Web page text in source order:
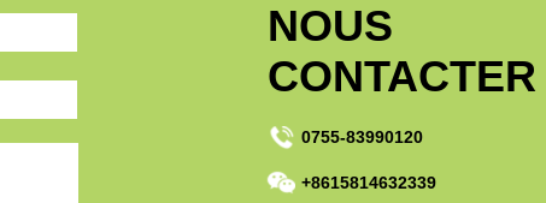
NOUS
CONTACTER
0755-83990120
+8615814632339